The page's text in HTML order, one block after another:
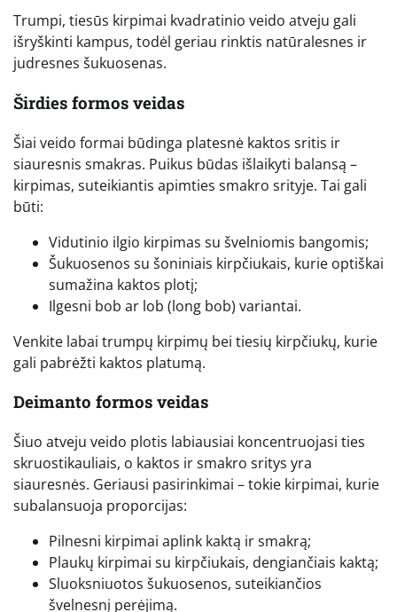
Trumpi, tiesūs kirpimai kvadratinio veido atveju gali
išryškinti kampus, todėl geriau rinktis natūralesnes ir
judresnes šukuosenas.
Širdies formos veidas
Šiai veido formai būdinga platesnė kaktos sritis ir
siauresnis smakras. Puikus būdas išlaikyti balansą –
kirpimas, suteikiantis apimties smakro srityje. Tai gali
būti:
Vidutinio ilgio kirpimas su švelniomis bangomis;
Šukuosenos su šoniniais kirpčiukais, kurie optiškai
sumažina kaktos plotį;
Ilgesni bob ar lob (long bob) variantai.
Venkite labai trumpų kirpimų bei tiesių kirpčiukų, kurie
gali pabrėžti kaktos platumą.
Deimanto formos veidas
Šiuo atveju veido plotis labiausiai koncentruojasi ties
skruostikauliais, o kaktos ir smakro sritys yra
siauresnės. Geriausi pasirinkimai – tokie kirpimai, kurie
subalansuoja proporcijas:
Pilnesni kirpimai aplink kaktą ir smakrą;
Plaukų kirpimai su kirpčiukais, dengiančiais kaktą;
Sluoksniuotos šukuosenos, suteikiančios
švelnesnį perėjimą.